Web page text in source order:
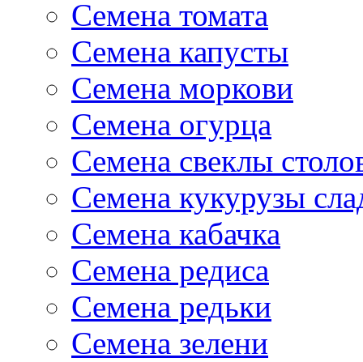
Семена томата
Семена капусты
Семена моркови
Семена огурца
Семена свеклы
Семена кукурузы
Семена кабачка
Семена редиса
Семена редьки
Семена зелени